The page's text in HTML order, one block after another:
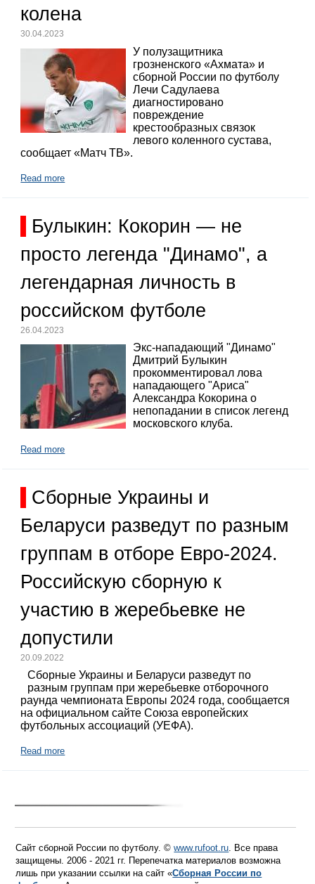
колена
30.04.2023
У полузащитника
грозненского «Ахмата» и
сборной России по футболу
Лечи Садулаева
диагностировано
повреждение
крестообразных связок
левого коленного сустава,
сообщает «Матч ТВ».
Read more
Булыкин: Кокорин — не
просто легенда "Динамо", а
легендарная личность в
российском футболе
26.04.2023
Экс-нападающий "Динамо"
Дмитрий Булыкин
прокомментировал лова
нападающего "Ариса"
Александра Кокорина о
непопадании в список легенд
московского клуба.
Read more
Сборные Украины и
Беларуси разведут по разным
группам в отборе Евро-2024.
Российскую сборную к
участию в жеребьевке не
допустили
20.09.2022
Сборные Украины и Беларуси разведут по
разным группам при жеребьевке отборочного
раунда чемпионата Европы 2024 года, сообщается
на официальном сайте Союза европейских
футбольных ассоциаций (УЕФА).
Read more
Сайт сборной России по футболу. ©www.rufoot.ru. Все права
защищены. 2006 - 2021 гг. Перепечатка материалов возможна
лишь при указании ссылки на сайт «Сборная России по